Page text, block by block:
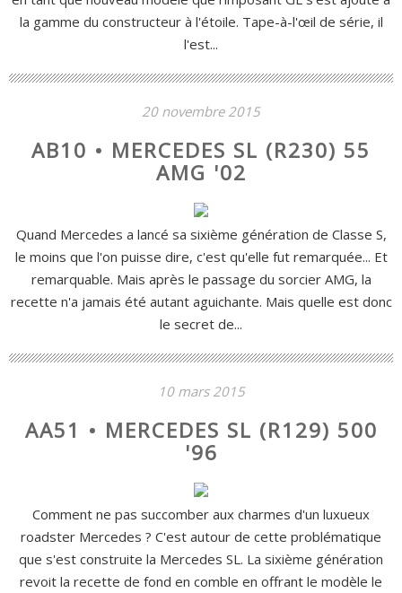
la gamme du constructeur à l'étoile. Tape-à-l'œil de série, il
l'est...
20 novembre 2015
AB10 • MERCEDES SL (R230) 55
AMG '02
Quand Mercedes a lancé sa sixième génération de Classe S,
le moins que l'on puisse dire, c'est qu'elle fut remarquée... Et
remarquable. Mais après le passage du sorcier AMG, la
recette n'a jamais été autant aguichante. Mais quelle est donc
le secret de...
10 mars 2015
AA51 • MERCEDES SL (R129) 500
'96
Comment ne pas succomber aux charmes d'un luxueux
roadster Mercedes ? C'est autour de cette problématique
que s'est construite la Mercedes SL. La sixième génération
revoit la recette de fond en comble en offrant le modèle le